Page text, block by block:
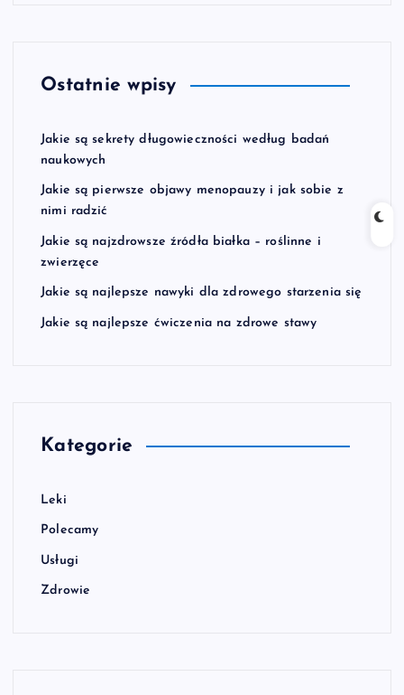
Ostatnie wpisy
Jakie są sekrety długowieczności według badań
naukowych
Jakie są pierwsze objawy menopauzy i jak sobie z
nimi radzić
Jakie są najzdrowsze źródła białka – roślinne i
zwierzęce
Jakie są najlepsze nawyki dla zdrowego starzenia się
Jakie są najlepsze ćwiczenia na zdrowe stawy
Kategorie
Leki
Polecamy
Usługi
Zdrowie